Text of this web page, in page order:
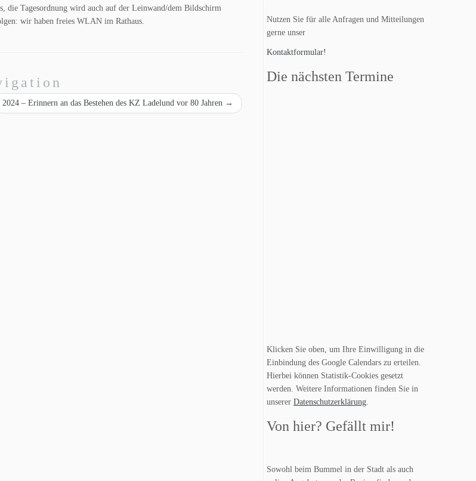
die Tagesordnung wird auch auf der Leinwand/dem Bildschirm
wir haben freies WLAN im Rathaus.
2024 – Erinnern an das Bestehen des KZ Ladelund vor 80 Jahren →
Nutzen Sie für alle Anfragen und Mitteilungen
gerne unser
Kontaktformular!
Die nächsten Termine
Klicken Sie oben, um Ihre Einwilligung in die
Einbindung des Google Calendars zu erteilen.
Hierbei können Statistik-Cookies gesetzt
werden. Weitere Informationen finden Sie in
unserer Datenschutzerklärung.
Von hier? Gefällt mir!
Sowohl beim Bummel in der Stadt als auch